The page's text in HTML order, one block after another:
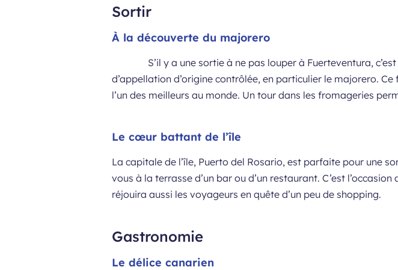
Sortir
À la découverte du majorero
S’il y a une sortie à ne pas louper à Fuerteventura,
d’appellation d’origine contrôlée, en particulier le majorero.
l’un des meilleurs au monde. Un tour dans les fromageries
Le cœur battant de l’île
La capitale de l’île, Puerto del Rosario, est parfaite pour une
vous à la terrasse d’un bar ou d’un restaurant. C’est
réjouira aussi les voyageurs en quête d’un peu de shopping.
Gastronomie
Le délice canarien